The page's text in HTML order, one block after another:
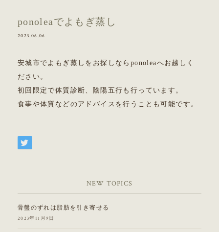
ponoleaでよもぎ蒸し
2023.06.06
安城市でよもぎ蒸しをお探しならponoleaへお越しく
ださい。
初回限定で体質診断、陰陽五行も行っています。
食事や体質などのアドバイスを行うことも可能です。
NEW TOPICS
骨盤のずれは脂肪を引き寄せる
2023年11月9日